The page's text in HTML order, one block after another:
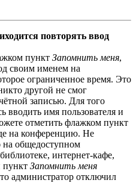
повторять ввод
пункт Запомнить меня,
своим именем на
ограниченное время. Это
другой не смог
записью. Для того
вводить имя пользователя и
отметить флажком пункт
на конференцию. Не
на общедоступном
интернет-кафе,
пункт Запомнить меня
администратор отключил